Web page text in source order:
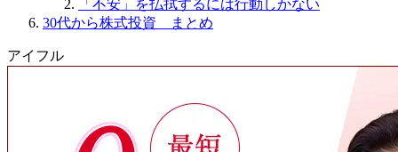
「不安」を払拭するには行動しかない
30代から株式投資 まとめ
アイフル